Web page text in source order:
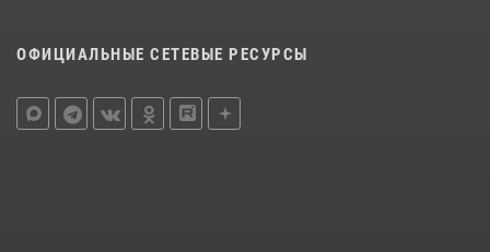
ОФИЦИАЛЬНЫЕ СЕТЕВЫЕ РЕСУРСЫ